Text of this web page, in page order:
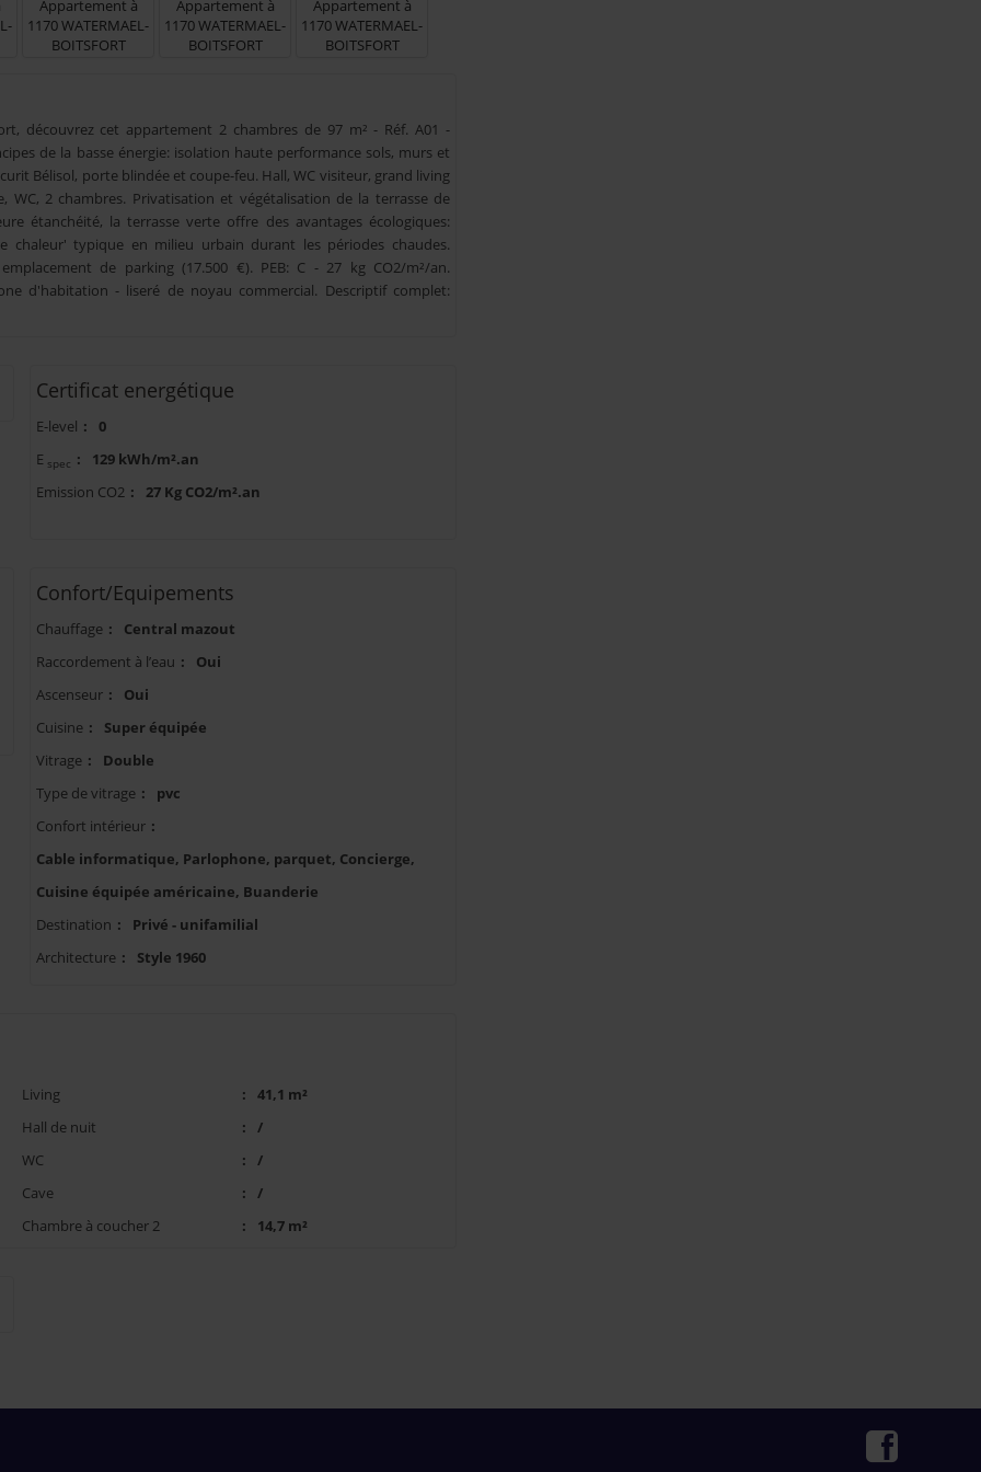
découvrez cet appartement 2 chambres de 97 m² - Réf. A01 -
de la basse énergie: isolation haute performance sols, murs et
Bélisol, porte blindée et coupe-feu. Hall, WC visiteur, grand living
WC, 2 chambres. Privatisation et végétalisation de la terrasse de
étanchéité, la terrasse verte offre des avantages écologiques:
typique en milieu urbain durant les périodes chaudes.
de parking (17.500 €). PEB: C - 27 kg CO2/m²/an.
d'habitation - liseré de noyau commercial. Descriptif complet:
Certificat energétique
E-level :
0
E spec :
129 kWh/m².an
Emission CO2 : 27 Kg CO2/m².an
Confort/Equipements
Chauffage :
Central mazout
Raccordement à l’eau :
Oui
Ascenseur :
Oui
Cuisine :
Super équipée
Vitrage :
Double
Type de vitrage :
pvc
Confort intérieur :
Cable informatique, Parlophone, parquet, Concierge,
Cuisine équipée américaine, Buanderie
Destination :
Privé - unifamilial
Architecture : Style 1960
Living :
41,1 m²
Hall de nuit
:
/
WC
:
/
Cave
:
/
Chambre à coucher 2
: 14,7 m²